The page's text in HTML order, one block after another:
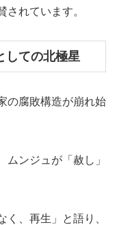
されています。
しての北極星
の腐敗構造が崩れ始
ムンジュが「赦し」
、再生」と語り、